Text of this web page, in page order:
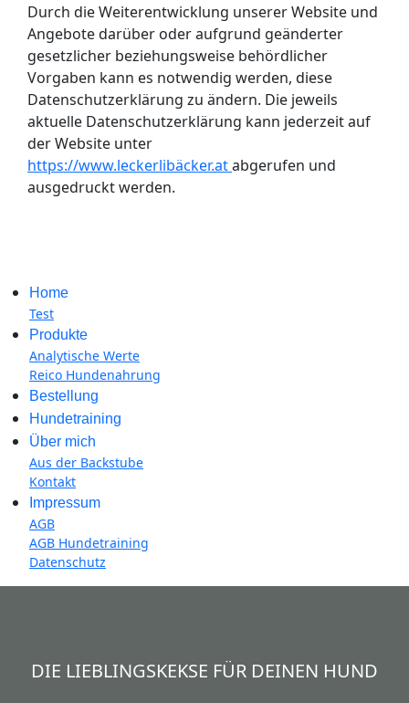
Durch die Weiterentwicklung unserer Website und
Angebote darüber oder aufgrund geänderter
gesetzlicher beziehungsweise behördlicher
Vorgaben kann es notwendig werden, diese
Datenschutzerklärung zu ändern. Die jeweils
aktuelle Datenschutzerklärung kann jederzeit auf
der Website unter
https://www.leckerlibäcker.atabgerufen und
ausgedruckt werden.
Home
Test
Produkte
Analytische Werte
Reico Hundenahrung
Bestellung
Hundetraining
Über mich
Aus der Backstube
Kontakt
Impressum
AGB
AGB Hundetraining
Datenschutz
DIE LIEBLINGSKEKSE FÜR DEINEN HUND